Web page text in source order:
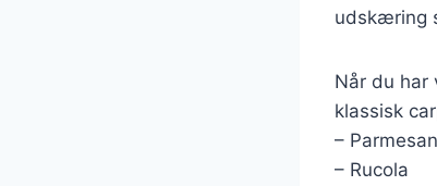
udskæring
Når du har
klassisk
–
– Rucola